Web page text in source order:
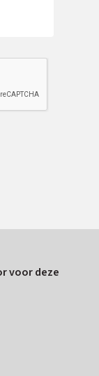
voor deze